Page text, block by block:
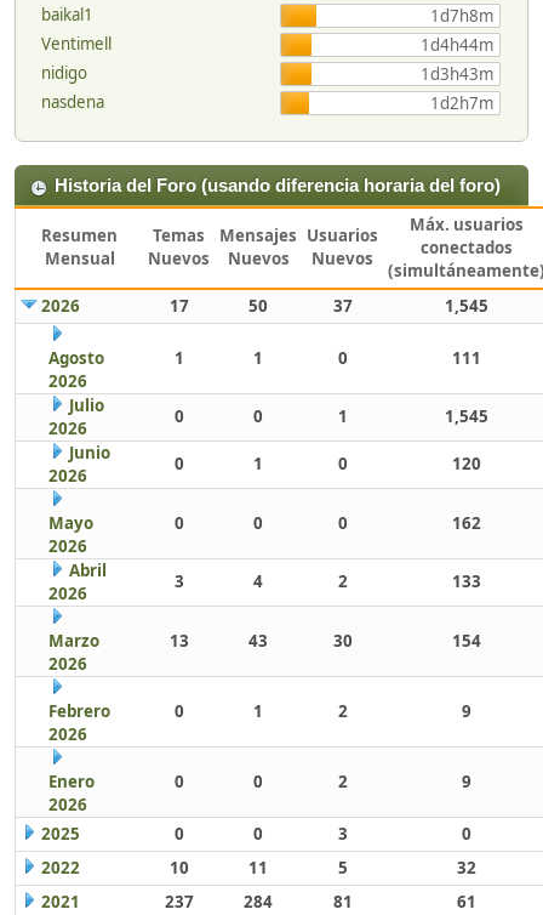
baikal1
1d7h8m
Ventimell
1d4h44m
nidigo
1d3h43m
nasdena
1d2h7m
Historia del Foro (usando diferencia horaria del foro)
Resumen
Mensual
Temas
Nuevos
Mensajes
Nuevos
Usuarios
Nuevos
Máx. usuarios
conectados
2026
17 50 37 1,545
Agosto
2026
1 1 0 111
Julio
2026
0 0 1
1,545
Junio
2026
0 1 0 120
Mayo
2026
0 0 0 162
Abril
2026
3 4 2 133
Marzo
2026
13 43 30 154
Febrero
2026
0 1 2 9
Enero
2026
0 0 2 9
2025 0 0 3
0
2022
10 11 5
32
2021
237 284 81
61